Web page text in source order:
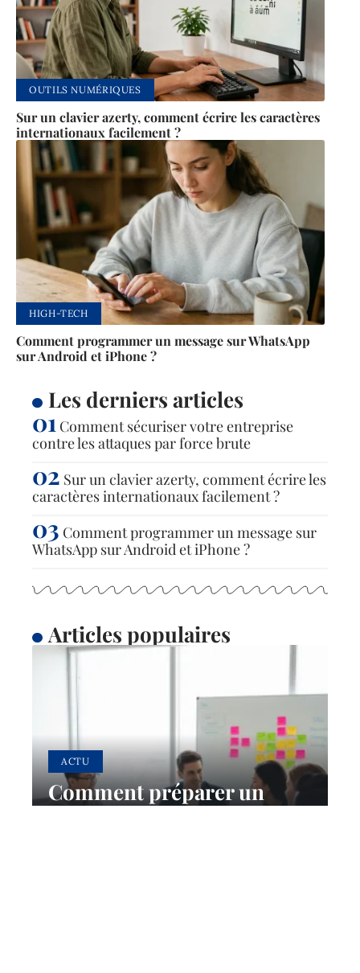
OUTILS NUMÉRIQUES
Sur un clavier azerty, comment écrire les caractères
internationaux facilement ?
HIGH-TECH
Comment programmer un message sur WhatsApp
sur Android et iPhone ?
Les derniers articles
Comment sécuriser votre entreprise
contre les attaques par force brute
Sur un clavier azerty, comment écrire les
caractères internationaux facilement ?
Comment programmer un message sur
WhatsApp sur Android et iPhone ?
Articles populaires
ACTU
Comment préparer un
brief SEO efficace pour son